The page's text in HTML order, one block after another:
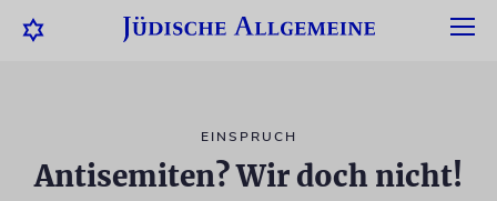
EINSPRUCH
Antisemiten? Wir doch nicht!